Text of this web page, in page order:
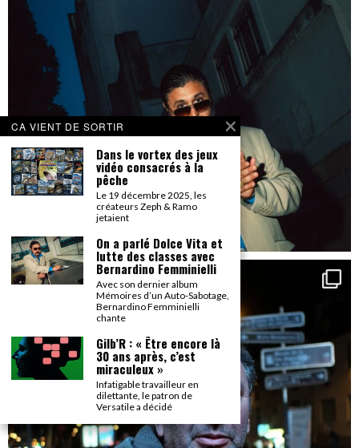
CA VIENT DE SORTIR
Dans le vortex des jeux
vidéo consacrés à la
pêche
Le 19 décembre 2025, les
créateurs Zeph & Ramo
jetaient
On a parlé Dolce Vita et
lutte des classes avec
Bernardino Femminielli
Avec son dernier album
Mémoires d’un Auto-Sabotage,
Bernardino Femminielli
chante
Gilb’R : « Être encore là
30 ans après, c’est
miraculeux »
Infatigable travailleur en
dilettante, le patron de
Versatile a décidé